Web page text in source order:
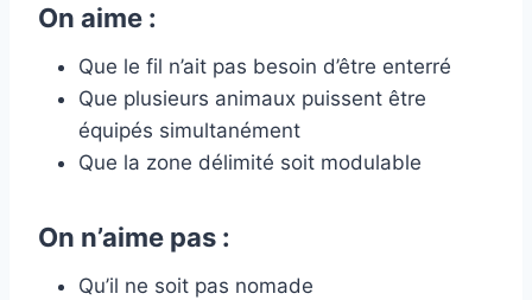
On aime :
Que le fil n’ait pas besoin d’être enterré
Que plusieurs animaux puissent être
équipés simultanément
Que la zone délimité soit modulable
On n’aime pas :
Qu’il ne soit pas nomade